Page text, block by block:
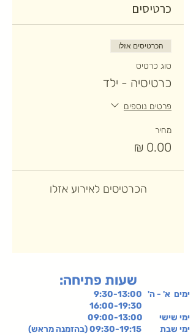
כרטיסים
הכרטיסים אזלו
סוג כרטיס
כרטיסיה - ילד
פרטים נוספים
מחיר
הכרטיסים לאירוע אזלו
:שעות פתיחה
ימים א' - ה' 9:30-13:00
ימי שישי 09:00-13:00
ימי שבת 09:30-19:15 (בהזמנה מראש)